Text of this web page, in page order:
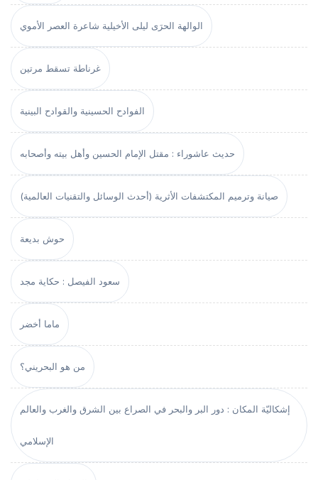
الوالهة الحرَى ليلى الأخيلية شاعرة العصر الأموي
غرناطة تسقط مرتين
الفوادح الحسينية والقوادح البينية
حديث عاشوراء : مقتل الإمام الحسين وأهل بيته وأصحابه
صيانة وترميم المكتشفات الأثرية (أحدث الوسائل والتقنيات العالمية)
حوش بديعة
سعود الفيصل : حكاية مجد
ماما أخضر
من هو البحريني؟
إشكاليّة المكان : دور البر والبحر في الصراع بين الشرق والغرب والعالم
الإسلامي